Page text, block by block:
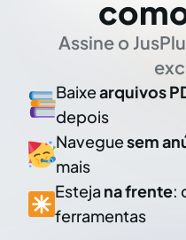
Assine o
Baixearquivos
depois
Naveguesem
mais
Esteja na frente:
ferramentas